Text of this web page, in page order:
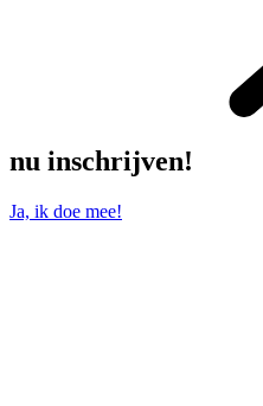
nu inschrijven!
Ja, ik doe mee!